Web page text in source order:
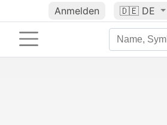
Anmelden 🇩🇪 DE